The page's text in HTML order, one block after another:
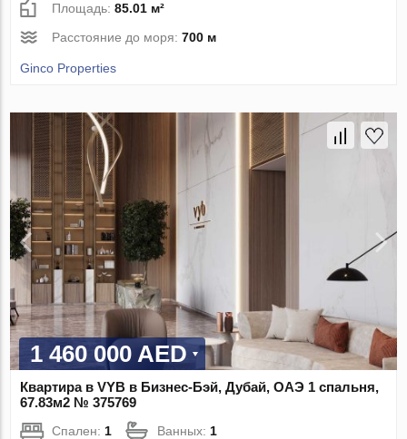
Площадь:85.01 м²
Расстояние до моря:700 м
Ginco Properties
1 460 000 AED
Квартира в VYB в Бизнес-Бэй, Дубай, ОАЭ 1 спальня,
67.83м2 № 375769
Спален: 1 Ванных: 1